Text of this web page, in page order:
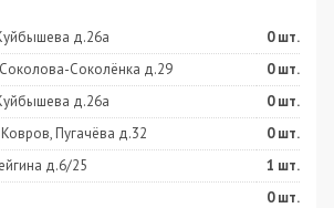
д.26а 0шт.
Соколёнка д.29
0шт.
д.26а
0шт.
Пугачёва д.32
0шт.
д.6/25
1 шт.
0шт.